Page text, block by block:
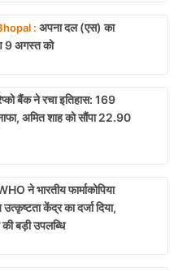
: अपना दल (एस) का
9 अगस्त को
बैंक ने रचा इतिहास: 169
अमित शाह को सौंपा 22.90
ने भारतीय फार्माकोपिया
केंद्र का दर्जा दिया,
की बड़ी उपलब्धि